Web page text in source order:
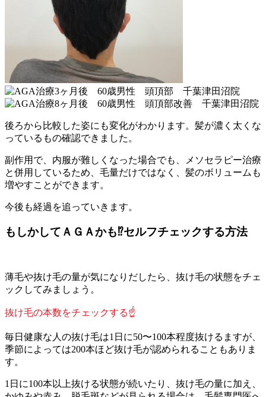
後ろから比較した姿にも変化がわかります。髪が濃く太くな
っているもの確認できました。
副作用で、内服が難しくなった場合でも、メソセラピー治療
と併用しているため、毛量だけではなく、髪のボリュームも
増やすことができます。
今後も経過を追っていきます。
もしかしてＡＧＡかも⁉セルフチェックする方法
薄毛や抜け毛の量が気になりだしたら、抜け毛の状態をチェ
ックしてみましょう。
抜け毛の本数をチェックする☝
毎日健康な人の抜け毛は1日に50〜100本程度抜けるますが、
季節によっては200本ほど抜け毛が認められることもありま
す。
1日に100本以上抜ける状態が続いたり、抜け毛の量に加え、